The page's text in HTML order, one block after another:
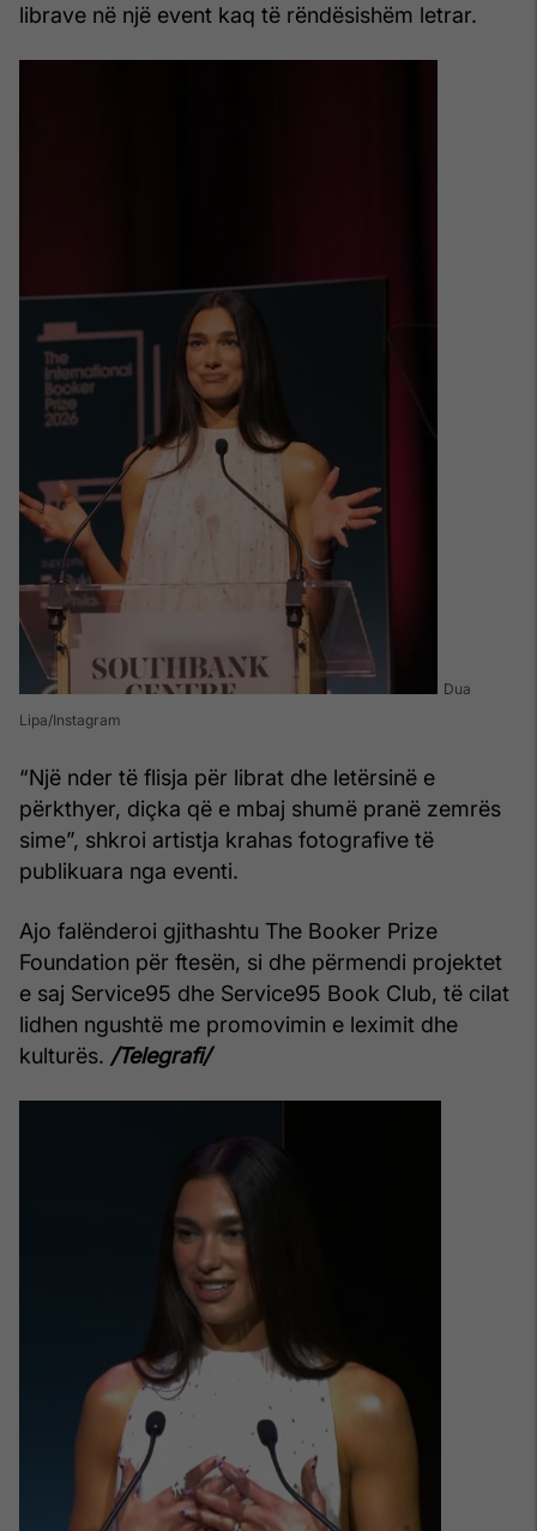
librave në një event kaq të rëndësishëm letrar.
Dua
Lipa/Instagram
“Një nder të flisja për librat dhe letërsinë e
përkthyer, diçka që e mbaj shumë pranë zemrës
sime”, shkroi artistja krahas fotografive të
publikuara nga eventi.
Ajo falënderoi gjithashtu The Booker Prize
Foundation për ftesën, si dhe përmendi projektet
e saj Service95 dhe Service95 Book Club, të cilat
lidhen ngushtë me promovimin e leximit dhe
kulturës. /Telegrafi/